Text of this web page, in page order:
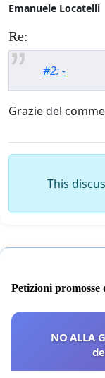
Emanuele Locatelli
Re:
#2: -
Grazie del
This
Petizioni
NO ALLA